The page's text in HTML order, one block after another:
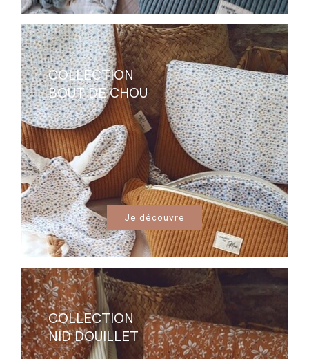
COLLECTION
BOUT DE CHOU
Je découvre
COLLECTION
NID DOUILLET